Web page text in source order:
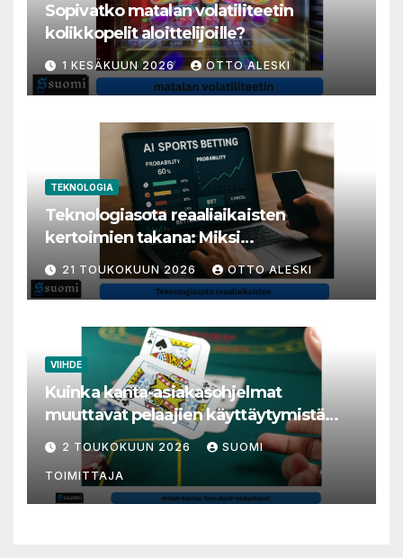
Sopivatko matalan volatiliteetin
kolikkopelit aloittelijoille?
1 KESÄKUUN 2026 OTTO ALESKI
TEKNOLOGIA
Teknologiasota reaaliaikaisten
kertoimien takana: Miksi
millisekunneista tuli livenäpyttelyn
tärkein valuutta
21 TOUKOKUUN 2026 OTTO ALESKI
VIIHDE
Kuinka kanta-asiakasohjelmat
muuttavat pelaajien käyttäytymistä
nettikasinoilla
2 TOUKOKUUN 2026 SUOMI
TOIMITTAJA